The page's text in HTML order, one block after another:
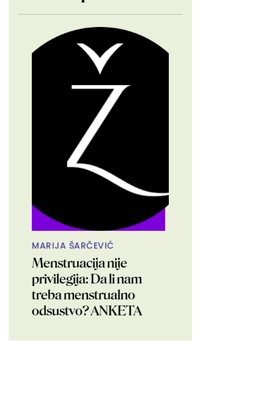
MARIJA ŠARČEVIĆ
Menstruacija nije
privilegija: Da li nam
treba menstrualno
odsustvo? ANKETA